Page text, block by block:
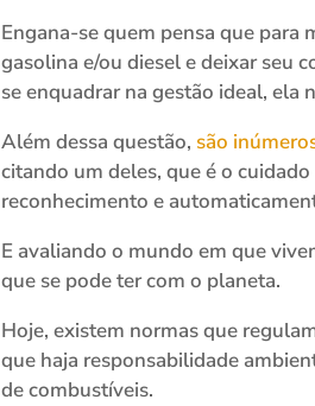
Engana-se quem pensa que
gasolina e/ou diesel e deixar seu
se enquadrar na gestão ideal, ela
Além dessa questão, são
citando um deles, que é o
reconhecimento e
E avaliando o mundo em que
que se pode ter com o planeta.
Hoje, existem normas que
que haja responsabilidade
de combustíveis.